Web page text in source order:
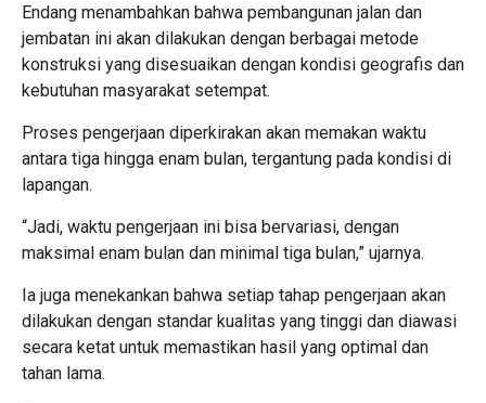
Endang menambahkan bahwa pembangunan jalan dan
jembatan ini akan dilakukan dengan berbagai metode
konstruksi yang disesuaikan dengan kondisi geografis dan
kebutuhan masyarakat setempat.
Proses pengerjaan diperkirakan akan memakan waktu
antara tiga hingga enam bulan, tergantung pada kondisi di
lapangan.
“Jadi, waktu pengerjaan ini bisa bervariasi, dengan
maksimal enam bulan dan minimal tiga bulan,” ujarnya.
Ia juga menekankan bahwa setiap tahap pengerjaan akan
dilakukan dengan standar kualitas yang tinggi dan diawasi
secara ketat untuk memastikan hasil yang optimal dan
tahan lama.